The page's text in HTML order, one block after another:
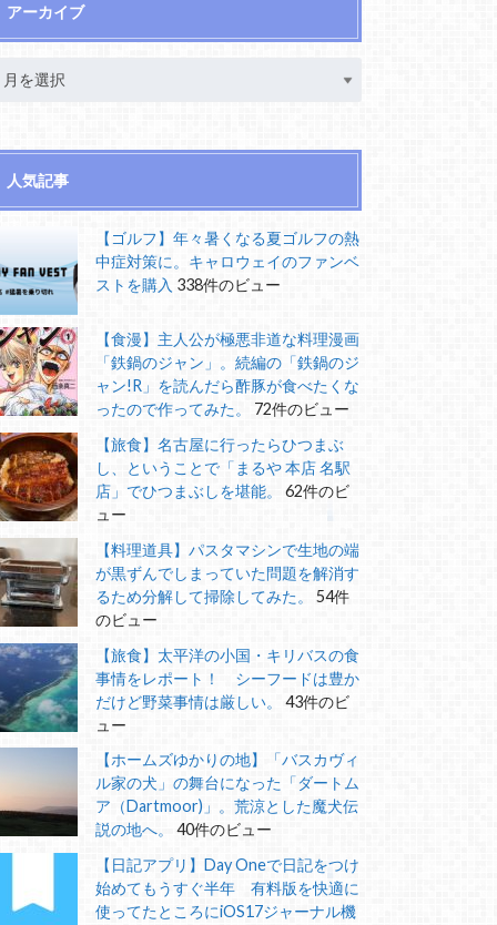
アーカイブ
人気記事
【ゴルフ】年々暑くなる夏ゴルフの熱
中症対策に。キャロウェイのファンベ
ストを購入 338件のビュー
【食漫】主人公が極悪非道な料理漫画
「鉄鍋のジャン」。続編の「鉄鍋のジ
ャン!R」を読んだら酢豚が食べたくな
ったので作ってみた。
72件のビュー
【旅食】名古屋に行ったらひつまぶ
し、ということで「まるや 本店 名駅
店」でひつまぶしを堪能。
62件のビ
ュー
【料理道具】パスタマシンで生地の端
が黒ずんでしまっていた問題を解消す
るため分解して掃除してみた。
54件
のビュー
【旅食】太平洋の小国・キリバスの食
事情をレポート！ シーフードは豊か
だけど野菜事情は厳しい。
43件のビ
ュー
【ホームズゆかりの地】「バスカヴィ
ル家の犬」の舞台になった「ダートム
ア（Dartmoor)」。荒涼とした魔犬伝
説の地へ。
40件のビュー
【日記アプリ】Day Oneで日記をつけ
始めてもうすぐ半年 有料版を快適に
使ってたところにiOS17ジャーナル機